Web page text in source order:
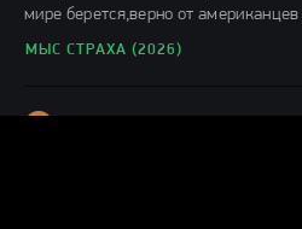
МЫС СТРАХА (2026)